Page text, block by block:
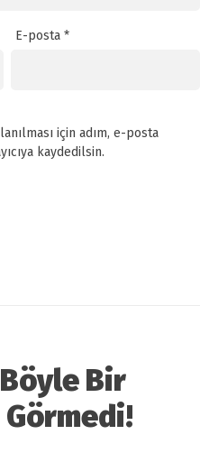
E-posta*
için adım, e-posta
kaydedilsin.
Bir
Görmedi!